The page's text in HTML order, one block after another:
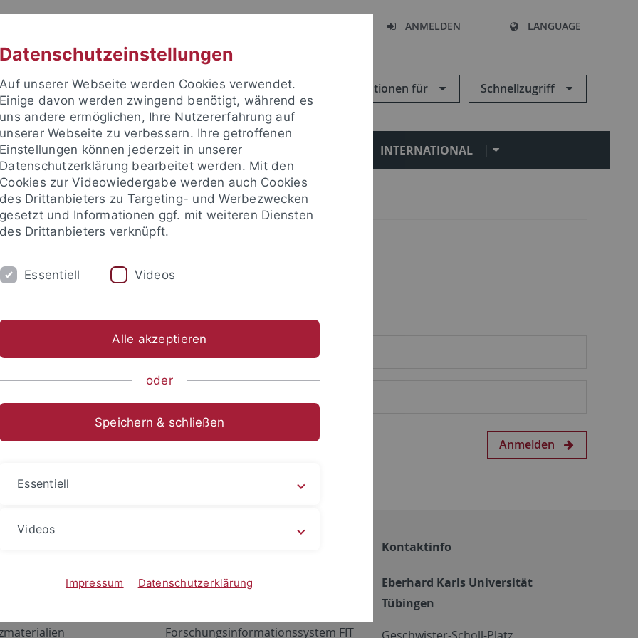
ANMELDEN LANGUAGE
Informationen für Schnellzugriff
FORSCHUNG EINRICHTUNGEN INTERNATIONAL
um sich anzumelden:
Anmelden
Netzwerk
ALMA
Forschungsinformationssystem FIT
Kontaktinfo
Eberhard Karls Universität
Tübingen
Datenschutzeinstellungen
Auf unserer Webseite werden Cookies verwendet.
Einige davon werden zwingend benötigt, während es
uns andere ermöglichen, Ihre Nutzererfahrung auf
unserer Webseite zu verbessern. Ihre getroffenen
Einstellungen können jederzeit in unserer
Datenschutzerklärung bearbeitet werden. Mit den
Cookies zur Videowiedergabe werden auch Cookies
des Drittanbieters zu Targeting- und Werbezwecken
gesetzt und Informationen ggf. mit weiteren Diensten
des Drittanbieters verknüpft.
Essentiell Videos
Alle akzeptieren
oder
Speichern & schließen
Essentiell
Videos
Impressum Datenschutzerklärung